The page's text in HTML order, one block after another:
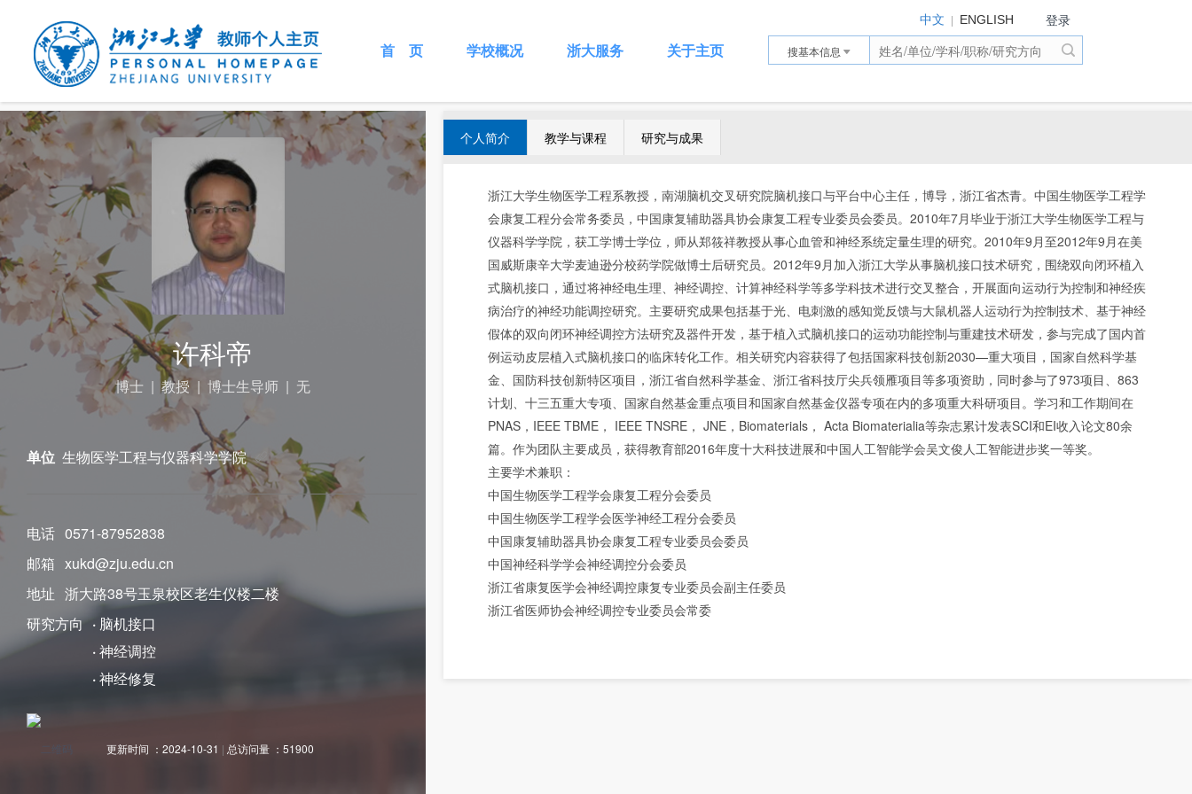
首 页 学校概况 浙大服务 关于主页
中文 | ENGLISH 登录
搜基本信息
许科帝
博士 | 教授 | 博士生导师 | 无
单位 生物医学工程与仪器科学学院
电话 0571-87952838
邮箱 xukd@zju.edu.cn
地址 浙大路38号玉泉校区老生仪楼二楼
研究方向 · 脑机接口
·神经调控
·神经修复
更新时间 ： 2024-10-31 | 总访问量 ： 51900
个人简介 教学与课程 研究与成果
浙江大学生物医学工程系教授，南湖脑机交叉研究院脑机接口与平台中心主任，博导，浙江省杰青。中国生物医学工程学
会康复工程分会常务委员，中国康复辅助器具协会康复工程专业委员会委员。2010年7月毕业于浙江大学生物医学工程与
仪器科学学院，获工学博士学位，师从郑筱祥教授从事心血管和神经系统定量生理的研究。2010年9月至2012年9月在美
国威斯康辛大学麦迪逊分校药学院做博士后研究员。2012年9月加入浙江大学从事脑机接口技术研究，围绕双向闭环植入
式脑机接口，通过将神经电生理、神经调控、计算神经科学等多学科技术进行交叉整合，开展面向运动行为控制和神经疾
病治疗的神经功能调控研究。主要研究成果包括基于光、电刺激的感知觉反馈与大鼠机器人运动行为控制技术、基于神经
假体的双向闭环神经调控方法研究及器件开发，基于植入式脑机接口的运动功能控制与重建技术研发，参与完成了国内首
例运动皮层植入式脑机接口的临床转化工作。相关研究内容获得了包括国家科技创新2030—重大项目，国家自然科学基
金、国防科技创新特区项目，浙江省自然科学基金、浙江省科技厅尖兵领雁项目等多项资助，同时参与了973项目、863
计划、十三五重大专项、国家自然基金重点项目和国家自然基金仪器专项在内的多项重大科研项目。学习和工作期间在
PNAS，IEEE TBME， IEEE TNSRE， JNE，Biomaterials， Acta Biomaterialia等杂志累计发表SCI和EI收入论文80余
篇。作为团队主要成员，获得教育部2016年度十大科技进展和中国人工智能学会吴文俊人工智能进步奖一等奖。
主要学术兼职：
中国生物医学工程学会康复工程分会委员
中国生物医学工程学会医学神经工程分会委员
中国康复辅助器具协会康复工程专业委员会委员
中国神经科学学会神经调控分会委员
浙江省康复医学会神经调控康复专业委员会副主任委员
浙江省医师协会神经调控专业委员会常委